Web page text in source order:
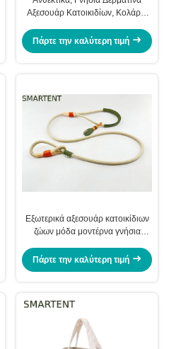
Αξεσουάρ Κατοικιδίων, Κολάρα,
Γάτες, Κουνέλια, Πολυτελή
Αξεσουάρ που Παρέχουν Κομψές
Πάρτε την καλύτερη τιμή
Εξωτερικά αξεσουάρ κατοικίδιων
ζώων μόδα μοντέρνα γνήσια
Πάρτε την καλύτερη τιμή